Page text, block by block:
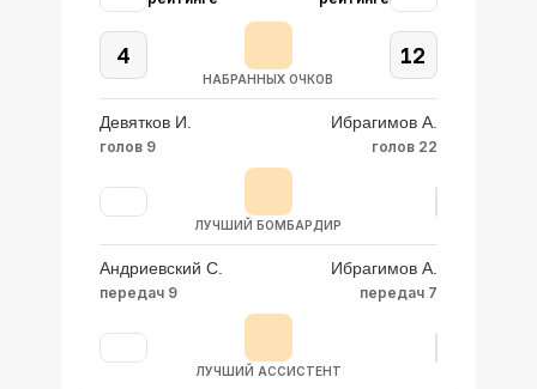
4
НАБРАННЫХ ОЧКОВ
12
Девятков И.
голов 9
Ибрагимов А.
голов 22
ЛУЧШИЙ БОМБАРДИР
Андриевский С.
передач 9
Ибрагимов А.
передач 7
ЛУЧШИЙ АССИСТЕНТ